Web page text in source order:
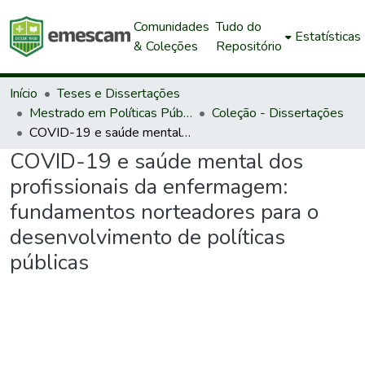
Comunidades
& Coleções
Tudo do
Repositório
Estatísticas
Início
Teses e Dissertações
Mestrado em Políticas Públicas e Desenvolvimento Local
Coleção - Dissertações
COVID-19 e saúde mental dos profissionais da enfermagem: fundamentos norteadores para o desenvolvimento de políticas públicas
COVID-19 e saúde mental dos
profissionais da enfermagem:
fundamentos norteadores para o
desenvolvimento de políticas
públicas